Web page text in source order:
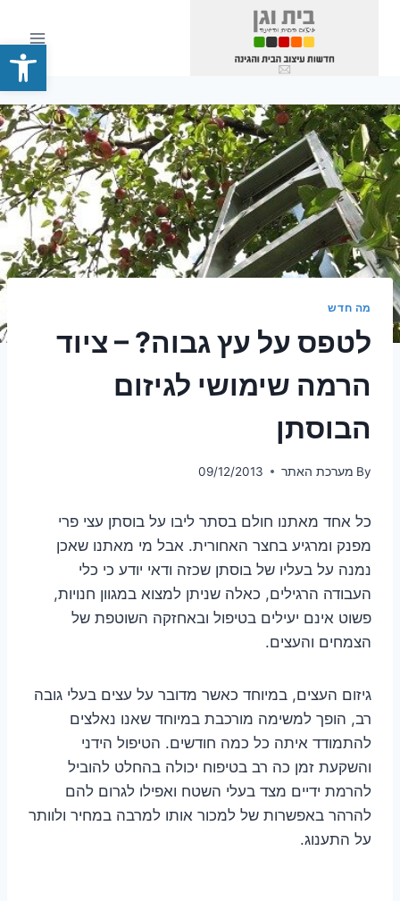
פתח
מה חדש
לטפס על עץ גבוה? – ציוד
הרמה שימושי לגיזום
הבוסתן
By מערכת האתר 09/12/2013
כל אחד מאתנו חולם בסתר ליבו על בוסתן עצי פרי
מפנק ומרגיע בחצר האחורית. אבל מי מאתנו שאכן
נמנה על בעליו של בוסתן שכזה ודאי יודע כי כלי
העבודה הרגילים, כאלה שניתן למצוא במגוון חנויות,
פשוט אינם יעילים בטיפול ובאחזקה השוטפת של
הצמחים והעצים.
גיזום העצים, במיוחד כאשר מדובר על עצים בעלי גובה
רב, הופך למשימה מורכבת במיוחד שאנו נאלצים
להתמודד איתה כל כמה חודשים. הטיפול הידני
והשקעת זמן כה רב בטיפוח יכולה בהחלט להוביל
להרמת ידיים מצד בעלי השטח ואפילו לגרום להם
להרהר באפשרות של למכור אותו למרבה במחיר ולוותר
על התענוג.